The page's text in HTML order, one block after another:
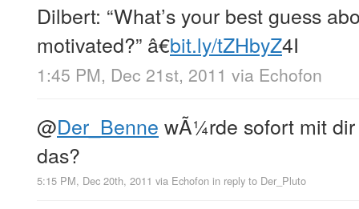
Dilbert: “What’s your best guess
motivated?” â€bit.ly/tZHbyZ4I
1:45 PM, Dec 21st, 2011 via Echofon
@Der_Benne wÃ¼rde sofort mit
das?
5:15 PM, Dec 20th, 2011 via Echofon in reply to Der_Pluto